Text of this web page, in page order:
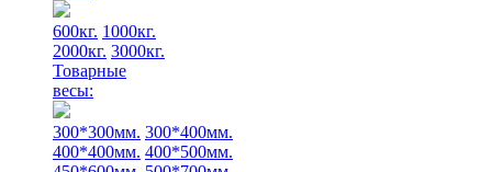
600кг. 1000кг.
2000кг. 3000кг.
Товарные
весы:
300*300мм. 300*400мм.
400*400мм. 400*500мм.